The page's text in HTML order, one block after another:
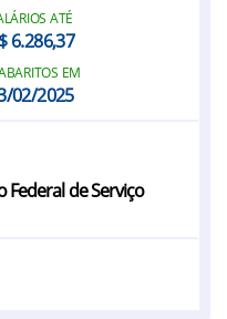
ATÉ
6.286,37
EM
02/2025
Federal de Serviço